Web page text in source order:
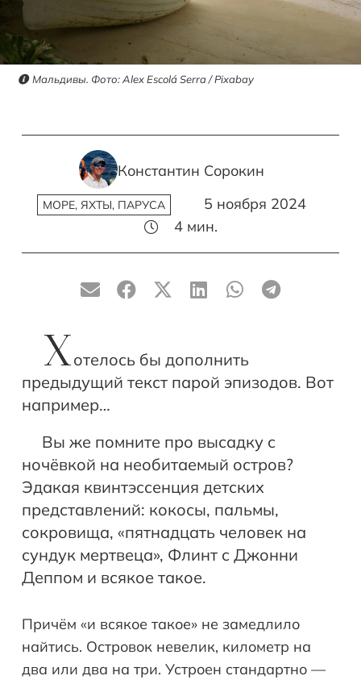
Мальдивы. Фото: Alex Escolá Serra / Pixabay
Константин Сорокин
МОРЕ, ЯХТЫ, ПАРУСА
5 ноября 2024
4 мин.
Хотелось бы дополнить
предыдущий текст парой эпизодов. Вот
например…
Вы же помните про высадку с
ночёвкой на необитаемый остров?
Эдакая квинтэссенция детских
представлений: кокосы, пальмы,
сокровища, «пятнадцать человек на
сундук мертвеца», Флинт с Джонни
Деппом и всякое такое.
Причём «и всякое такое» не замедлило
найтись. Островок невелик, километр на
два или два на три. Устроен стандартно —